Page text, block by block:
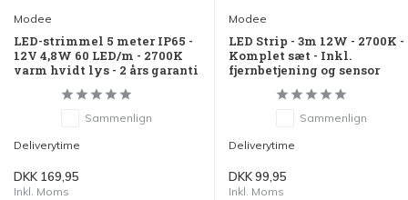
Modee
LED-strimmel 5 meter IP65 -
12V 4,8W 60 LED/m - 2700K
varm hvidt lys - 2 års garanti
Sammenlign
Deliverytime
DKK 169,95
Inkl. Moms
Modee
LED Strip - 3m 12W - 2700K -
Komplet sæt - Inkl.
fjernbetjening og sensor
Sammenlign
Deliverytime
DKK 99,95
Inkl. Moms